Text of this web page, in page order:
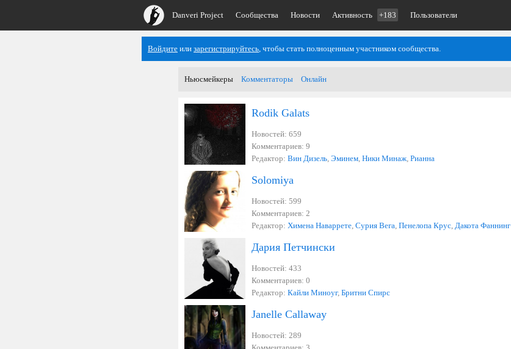
Danveri Project Сообщества Новости Активность +183 Пользователи
Войдите или зарегистрируйтесь, чтобы стать полноценным участником сообщества.
Ньюсмейкеры Комментаторы Онлайн
Rodik Galats
Новостей: 659
Комментариев: 9
Редактор: Вин Дизель, Эминем, Ники Минаж, Рианна
Solomiya
Новостей: 599
Комментариев: 2
Редактор: Химена Наваррете, Cурия Вега, Пенелопа Крус, Дакота Фаннинг
Дария Петчински
Новостей: 433
Комментариев: 0
Редактор: Кайли Миноуг, Бритни Спирс
Janelle Callaway
Новостей: 289